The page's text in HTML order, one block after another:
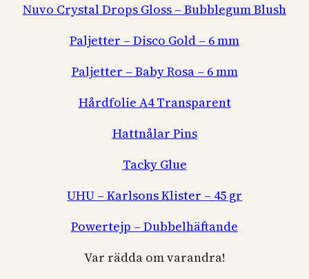
Nuvo Crystal Drops Gloss – Bubblegum Blush
Paljetter – Disco Gold – 6 mm
Paljetter – Baby Rosa – 6 mm
Hårdfolie A4 Transparent
Hattnålar Pins
Tacky Glue
UHU – Karlsons Klister – 45 gr
Powertejp – Dubbelhäftande
Var rädda om varandra!